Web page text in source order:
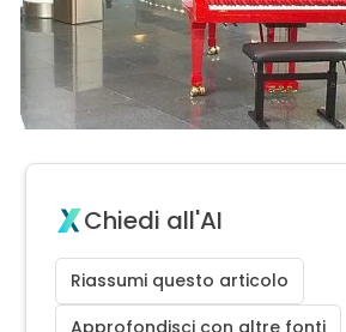
Chiedi all'AI
Riassumi questo articolo
Approfondisci con altre fonti